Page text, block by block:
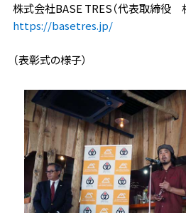
株式会社BASE TRES（代表取締役
https://basetres.jp/
（表彰式の様子）